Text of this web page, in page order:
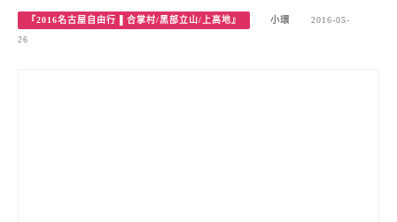
『2016名古屋自由行 ▌合掌村/黑部立山/上高地』 小環
2016-05-
26